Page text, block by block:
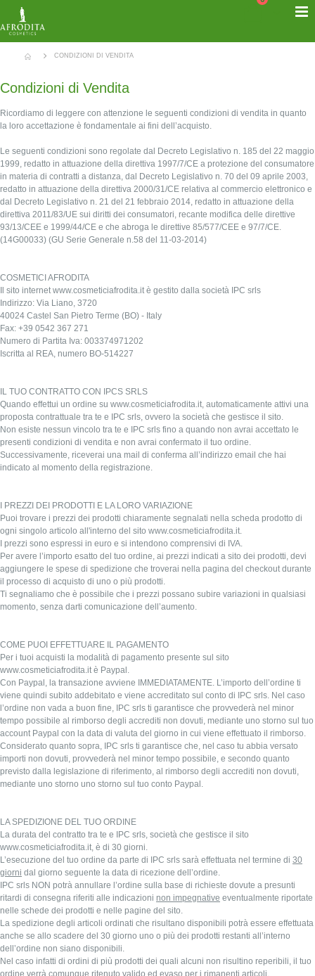
contenuto
CONDIZIONI DI VENDITA
Condizioni di Vendita
Ricordiamo di leggere con attenzione le seguenti condizioni di vendita in quanto
la loro accettazione è fondamentale ai fini dell’acquisto.
Le seguenti condizioni sono regolate dal Decreto Legislativo n. 185 del 22 maggio
1999, redatto in attuazione della direttiva 1997/7/CE a protezione del consumatore
in materia di contratti a distanza, dal Decreto Legislativo n. 70 del 09 aprile 2003,
redatto in attuazione della direttiva 2000/31/CE relativa al commercio elettronico e
dal Decreto Legislativo n. 21 del 21 febbraio 2014, redatto in attuazione della
direttiva 2011/83/UE sui diritti dei consumatori, recante modifica delle direttive
93/13/CEE e 1999/44/CE e che abroga le direttive 85/577/CEE e 97/7/CE.
(14G00033) (GU Serie Generale n.58 del 11-03-2014)
COSMETICI AFRODITA
Il sito internet www.cosmeticiafrodita.it è gestito dalla società IPC srls
Indirizzo: Via Liano, 3720
40024 Castel San Pietro Terme (BO) - Italy
Fax: +39 0542 367 271
Numero di Partita Iva: 003374971202
Iscritta al REA, numero BO-514227
IL TUO CONTRATTO CON IPCS SRLS
Quando effettui un ordine su www.cosmeticiafrodita.it, automaticamente attivi una
proposta contrattuale tra te e IPC srls, ovvero la società che gestisce il sito.
Non esiste nessun vincolo tra te e IPC srls fino a quando non avrai accettato le
presenti condizioni di vendita e non avrai confermato il tuo ordine.
Successivamente, riceverai una mail di conferma all’indirizzo email che hai
indicato al momento della registrazione.
I PREZZI DEI PRODOTTI E LA LORO VARIAZIONE
Puoi trovare i prezzi dei prodotti chiaramente segnalati nella scheda prodotto di
ogni singolo articolo all'interno del sito www.cosmeticiafrodita.it.
I prezzi sono espressi in euro e si intendono comprensivi di IVA.
Per avere l’importo esatto del tuo ordine, ai prezzi indicati a sito dei prodotti, devi
aggiungere le spese di spedizione che troverai nella pagina del checkout durante
il processo di acquisto di uno o più prodotti.
Ti segnaliamo che è possibile che i prezzi possano subire variazioni in qualsiasi
momento, senza darti comunicazione dell’aumento.
COME PUOI EFFETTUARE IL PAGAMENTO
Per i tuoi acquisti la modalità di pagamento presente sul sito
www.cosmeticiafrodita.it è Paypal.
Con Paypal, la transazione avviene IMMEDIATAMENTE. L’importo dell’ordine ti
viene quindi subito addebitato e viene accreditato sul conto di IPC srls. Nel caso
l’ordine non vada a buon fine, IPC srls ti garantisce che provvederà nel minor
tempo possibile al rimborso degli accrediti non dovuti, mediante uno storno sul tuo
account Paypal con la data di valuta del giorno in cui viene effettuato il rimborso.
Considerato quanto sopra, IPC srls ti garantisce che, nel caso tu abbia versato
importi non dovuti, provvederà nel minor tempo possibile, e secondo quanto
previsto dalla legislazione di riferimento, al rimborso degli accrediti non dovuti,
mediante uno storno uno storno sul tuo conto Paypal.
LA SPEDIZIONE DEL TUO ORDINE
La durata del contratto tra te e IPC srls, società che gestisce il sito
www.cosmeticiafrodita.it, è di 30 giorni.
L’esecuzione del tuo ordine da parte di IPC srls sarà effettuata nel termine di 30
giorni dal giorno seguente la data di ricezione dell’ordine.
IPC srls NON potrà annullare l’ordine sulla base di richieste dovute a presunti
ritardi di consegna riferiti alle indicazioni non impegnative eventualmente riportate
nelle schede dei prodotti e nelle pagine del sito.
La spedizione degli articoli ordinati che risultano disponibili potrà essere effettuata
anche se allo scadere del 30 giorno uno o più dei prodotti restanti all’interno
dell’ordine non siano disponibili.
Nel caso infatti di ordini di più prodotti dei quali alcuni non risultino reperibili, il tuo
ordine verrà comunque ritenuto valido ed evaso per i rimanenti articoli.